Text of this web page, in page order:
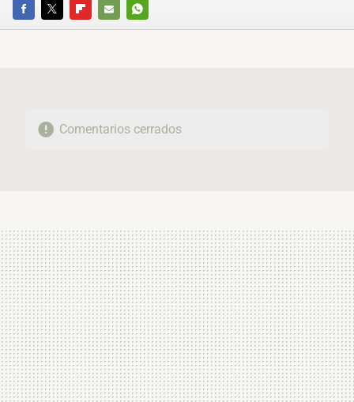
FACEBOOKTWITTERFLIPBOARD
E-
WHATSAPP
Comentarios cerrados